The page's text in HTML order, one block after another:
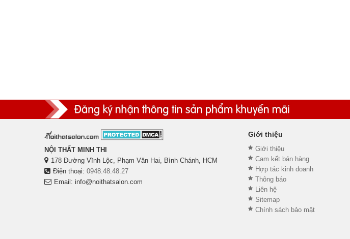
NỘI THẤT MINH THI
178 Đường Vĩnh Lộc, Phạm Văn Hai, Bình Chánh, HCM
Điện thoại: 0948.48.48.27
Email: info@noithatsalon.com
Giới thiệu
Giới thiệu
Cam kết bán hàng
Hợp tác kinh doanh
Thông báo
Liên hệ
Sitemap
Chính sách bảo mật